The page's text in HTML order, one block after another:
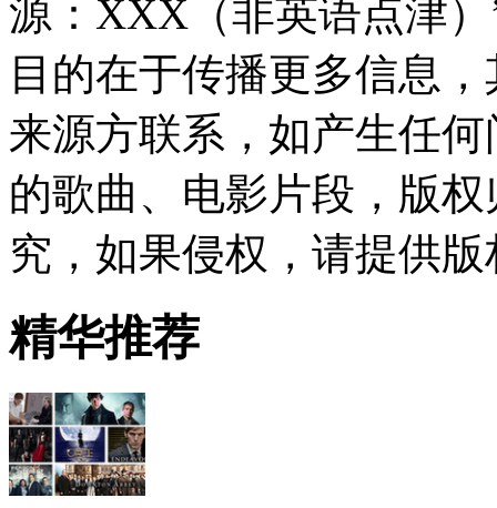
源：XXX（非英语点津
目的在于传播更多信息
来源方联系，如产生任
的歌曲、电影片段，版
究，如果侵权，请提供
精华推荐